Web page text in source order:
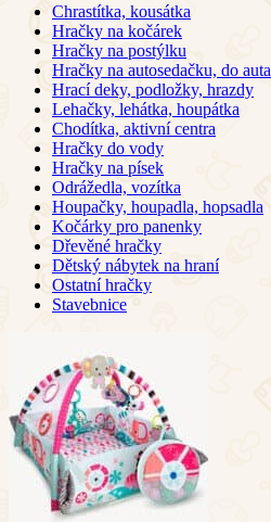
Chrastítka, kousátka
Hračky na kočárek
Hračky na postýlku
Hračky na autosedačku, do auta
Hrací deky, podložky, hrazdy
Lehačky, lehátka, houpátka
Chodítka, aktivní centra
Hračky do vody
Hračky na písek
Odrážedla, vozítka
Houpačky, houpadla, hopsadla
Kočárky pro panenky
Dřevěné hračky
Dětský nábytek na hraní
Ostatní hračky
Stavebnice